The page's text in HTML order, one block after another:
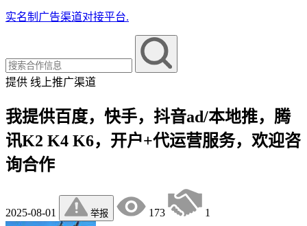
实名制广告渠道对接平台.
提供 线上推广渠道
我提供百度，快手，抖音ad/本地推，腾
讯K2 K4 K6，开户+代运营服务，欢迎咨
询合作
2025-08-01 举报 173 1